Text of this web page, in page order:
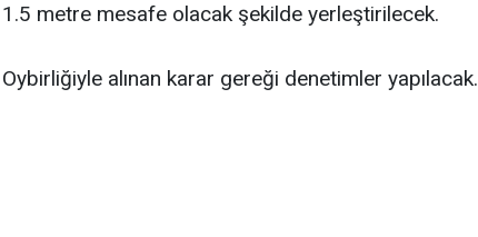
1.5 metre mesafe olacak şekilde yerleştirilecek.
Oybirliğiyle alınan karar gereği denetimler yapılacak.